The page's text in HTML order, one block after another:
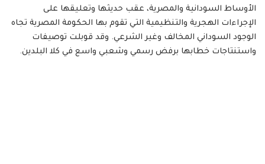
الأوساط السودانية والمصرية، عقب حديثها وتعليقها على
الإجراءات الهجرية والتنظيمية التي تقوم بها الحكومة المصرية تجاه
الوجود السوداني المخالف وغير الشرعي. وقد قوبلت توصيفات
واستنتاجات خطابها برفض رسمي وشعبي واسع في كلا البلدين.